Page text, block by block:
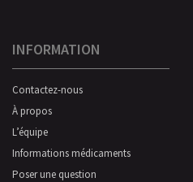
INFORMATION
Contactez-nous
À propos
L’équipe
Informations médicaments
Poser une question